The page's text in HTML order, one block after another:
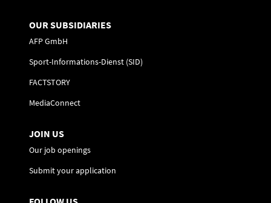
OUR SUBSIDIARIES
AFP GmbH
Sport-Informations-Dienst (SID)
FACTSTORY
MediaConnect
JOIN US
Our job openings
Submit your application